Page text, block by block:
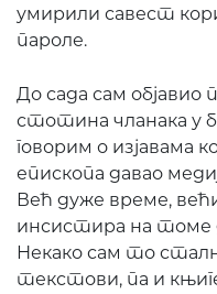
умирили савест
пароле.
До сада сам
стотина чланака у
говорим о изјавама
епископа давао
Већ дуже време,
инсистира на томе
Некако сам то
текстови, па и